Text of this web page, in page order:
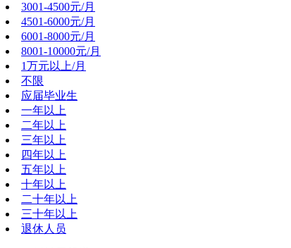
3001-4500元/月
4501-6000元/月
6001-8000元/月
8001-10000元/月
1万元以上/月
不限
应届毕业生
一年以上
二年以上
三年以上
四年以上
五年以上
十年以上
二十年以上
三十年以上
退休人员